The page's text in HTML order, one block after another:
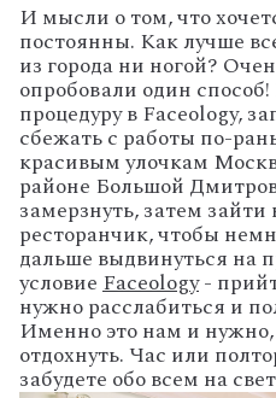
И мысли о том, что
постоянны. Как лучше
из города ни ногой?
опробовали один
процедуру в Faceology,
сбежать с работы по-
красивым улочкам
районе Большой
замерзнуть, затем
ресторанчик, чтобы
дальше выдвинуться на
условиеFaceology-
нужно расслабиться и
Именно это нам и нужно,
отдохнуть. Час или
забудете обо всем на